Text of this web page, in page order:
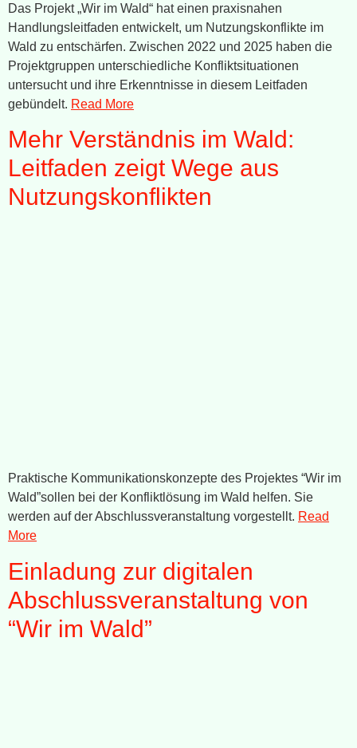
Das Projekt „Wir im Wald“ hat einen praxisnahen
Handlungsleitfaden entwickelt, um Nutzungskonflikte im
Wald zu entschärfen. Zwischen 2022 und 2025 haben die
Projektgruppen unterschiedliche Konfliktsituationen
untersucht und ihre Erkenntnisse in diesem Leitfaden
gebündelt. Read More
Mehr Verständnis im Wald:
Leitfaden zeigt Wege aus
Nutzungskonflikten
Praktische Kommunikationskonzepte des Projektes “Wir im
Wald”sollen bei der Konfliktlösung im Wald helfen. Sie
werden auf der Abschlussveranstaltung vorgestellt. Read
More
Einladung zur digitalen
Abschlussveranstaltung von
“Wir im Wald”